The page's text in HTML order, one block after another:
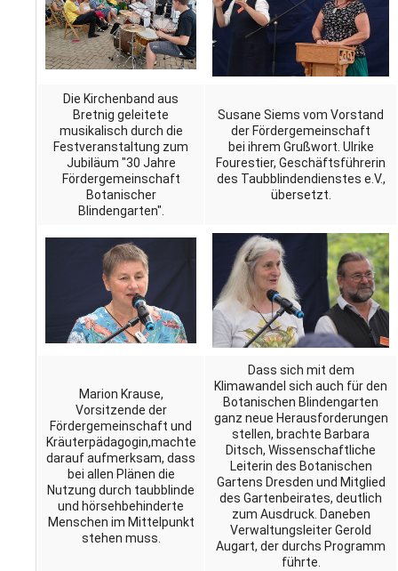
Die Kirchenband aus
Bretnig geleitete
musikalisch durch die
Festveranstaltung zum
Jubiläum "30 Jahre
Fördergemeinschaft
Botanischer
Blindengarten".
Susane Siems vom Vorstand
der Fördergemeinschaft
bei ihrem Grußwort. Ulrike
Fourestier, Geschäftsführerin
des Taubblindendienstes e.V.,
übersetzt.
Marion Krause,
Vorsitzende der
Fördergemeinschaft und
Kräuterpädagogin,machte
darauf aufmerksam, dass
bei allen Plänen die
Nutzung durch taubblinde
und hörsehbehinderte
Menschen im Mittelpunkt
stehen muss.
Dass sich mit dem
Klimawandel sich auch für den
Botanischen Blindengarten
ganz neue Herausforderungen
stellen, brachte Barbara
Ditsch, Wissenschaftliche
Leiterin des Botanischen
Gartens Dresden und Mitglied
des Gartenbeirates, deutlich
zum Ausdruck. Daneben
Verwaltungsleiter Gerold
Augart, der durchs Programm
führte.